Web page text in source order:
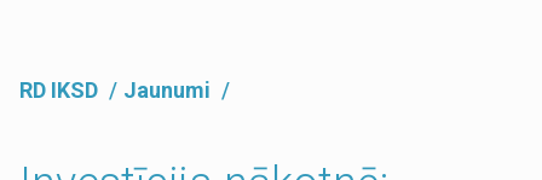
RD IKSD Jaunumi